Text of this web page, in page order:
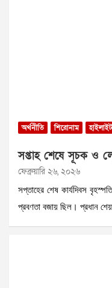
অর্থনীতি শিরোনাম হাইলাইট
সপ্তাহ শেষে সূচক ও
ফেব্রুয়ারি ২৬, ২০২৬
সপ্তাহের শেষ কার্যদিবস
প্রবণতা বজায় ছিল। প্রধান